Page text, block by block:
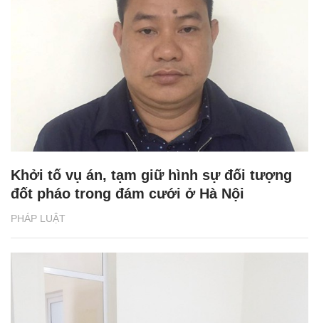
PHÁP LUẬT
Khởi tố vụ án, tạm giữ hình sự đối tượng
đốt pháo trong đám cưới ở Hà Nội